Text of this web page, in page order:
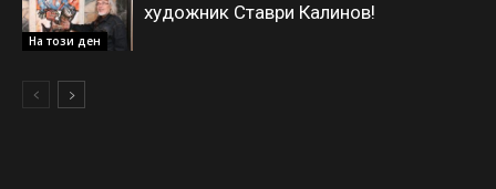
На този ден
художник Ставри Калинов!